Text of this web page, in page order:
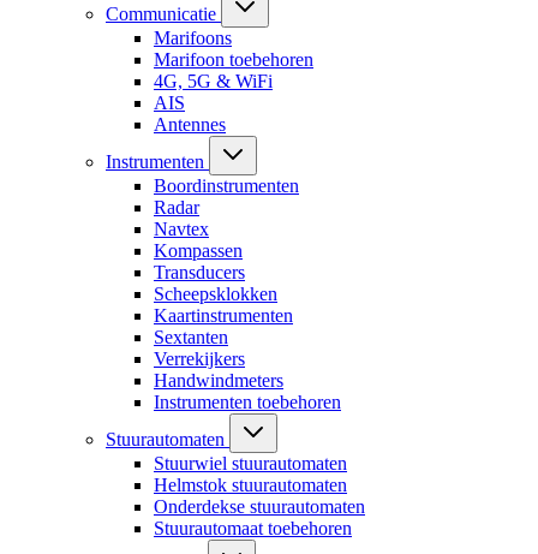
Communicatie
Marifoons
Marifoon toebehoren
4G, 5G & WiFi
AIS
Antennes
Instrumenten
Boordinstrumenten
Radar
Navtex
Kompassen
Transducers
Scheepsklokken
Kaartinstrumenten
Sextanten
Verrekijkers
Handwindmeters
Instrumenten toebehoren
Stuurautomaten
Stuurwiel stuurautomaten
Helmstok stuurautomaten
Onderdekse stuurautomaten
Stuurautomaat toebehoren